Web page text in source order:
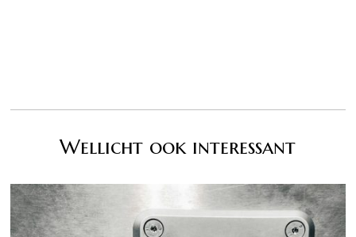
Wellicht ook interessant